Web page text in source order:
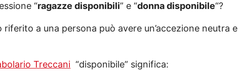
“ragazze disponibili” e “donna disponibile“?
riferito a una persona può avere un’accezione neutra e
Treccani “disponibile” significa: